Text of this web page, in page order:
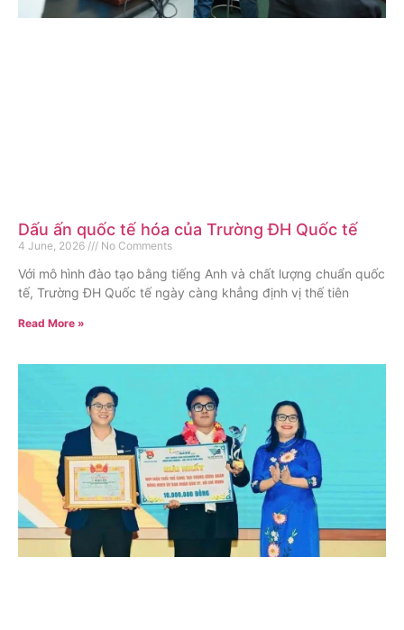
Dấu ấn quốc tế hóa của Trường ĐH Quốc tế
4 June, 2026 No Comments
Với mô hình đào tạo bằng tiếng Anh và chất lượng chuẩn quốc
tế, Trường ĐH Quốc tế ngày càng khẳng định vị thế tiên
Read More »